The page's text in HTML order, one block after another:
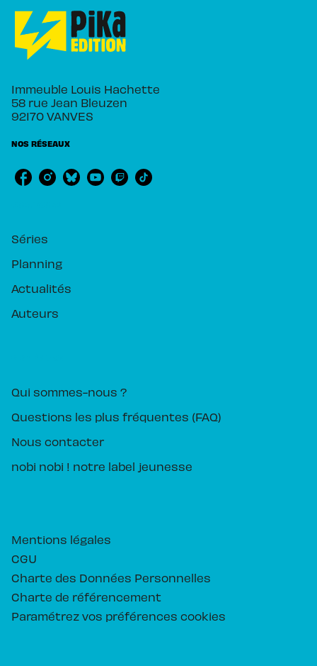
Immeuble Louis Hachette
58 rue Jean Bleuzen
92170 VANVES
NOS RÉSEAUX
Séries
Planning
Actualités
Auteurs
Qui sommes-nous ?
Questions les plus fréquentes (FAQ)
Nous contacter
nobi nobi ! notre label jeunesse
Mentions légales
CGU
Charte des Données Personnelles
Charte de référencement
Paramétrez vos préférences cookies